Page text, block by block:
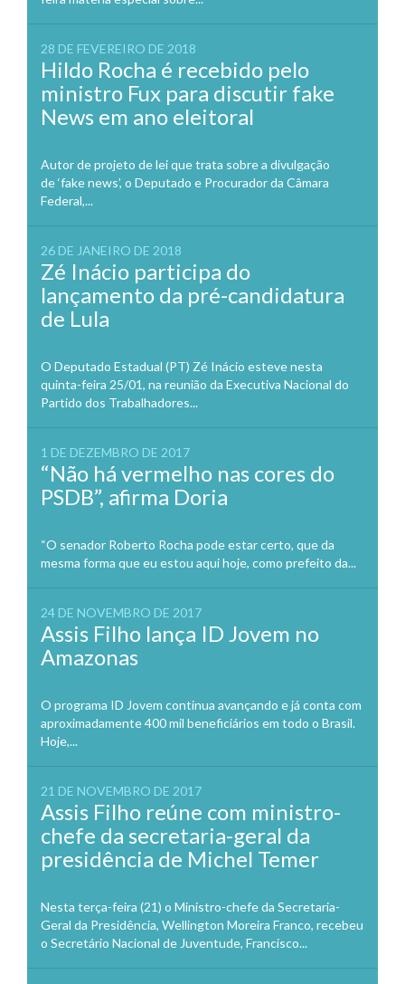
28 DE FEVEREIRO DE 2018
Hildo Rocha é recebido pelo
ministro Fux para discutir fake
News em ano eleitoral
Autor de projeto de lei que trata sobre a divulgação
de ‘fake news’, o Deputado e Procurador da Câmara
Federal,...
26 DE JANEIRO DE 2018
Zé Inácio participa do
lançamento da pré-candidatura
de Lula
O Deputado Estadual (PT) Zé Inácio esteve nesta
quinta-feira 25/01, na reunião da Executiva Nacional do
Partido dos Trabalhadores...
1 DE DEZEMBRO DE 2017
“Não há vermelho nas cores do
PSDB”, afirma Doria
“O senador Roberto Rocha pode estar certo, que da
mesma forma que eu estou aqui hoje, como prefeito da...
24 DE NOVEMBRO DE 2017
Assis Filho lança ID Jovem no
Amazonas
O programa ID Jovem continua avançando e já conta com
aproximadamente 400 mil beneficiários em todo o Brasil.
Hoje,...
21 DE NOVEMBRO DE 2017
Assis Filho reúne com ministro-
chefe da secretaria-geral da
presidência de Michel Temer
Nesta terça-feira (21) o Ministro-chefe da Secretaria-
Geral da Presidência, Wellington Moreira Franco, recebeu
o Secretário Nacional de Juventude, Francisco...